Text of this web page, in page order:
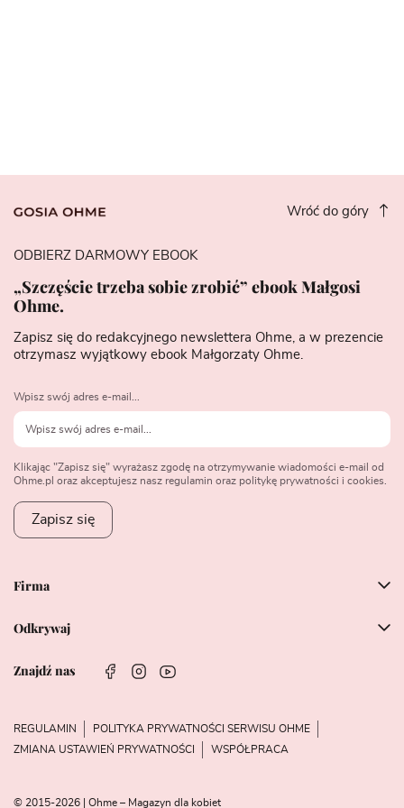
Wróć do góry
Firma
Odkrywaj
Znajdź nas
ODBIERZ DARMOWY EBOOK
„Szczęście trzeba sobie zrobić” ebook Małgosi
Ohme.
Zapisz się do redakcyjnego newslettera Ohme, a w prezencie
otrzymasz wyjątkowy ebook Małgorzaty Ohme.
Wpisz swój adres e-mail...
Klikając "Zapisz się" wyrażasz zgodę na otrzymywanie wiadomości e-mail od
Ohme.pl oraz akceptujesz nasz regulamin oraz politykę prywatności i cookies.
Zapisz się
REGULAMIN
POLITYKA PRYWATNOŚCI SERWISU OHME
ZMIANA USTAWIEŃ PRYWATNOŚCI
WSPÓŁPRACA
© 2015-2026 | Ohme – Magazyn dla kobiet